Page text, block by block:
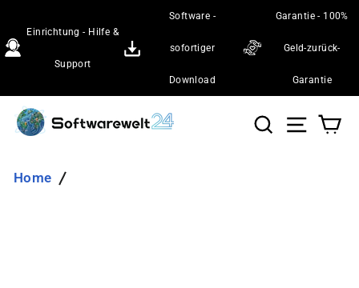
zum
Inhalt
Einrichtung - Hilfe &
Support
Software -
sofortiger
Download
Garantie - 100%
Geld-zurück-
Garantie
Suche
Home